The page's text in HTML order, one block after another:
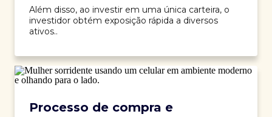
Além disso, ao investir em uma única carteira, o
investidor obtém exposição rápida a diversos
ativos..
Processo de compra e